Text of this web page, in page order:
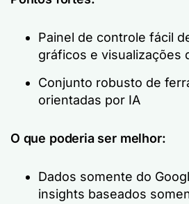
Painel de controle fácil
gráficos e visualizações
Conjunto robusto de
orientadas por IA
O que poderia ser melhor:
Dados somente do
insights baseados